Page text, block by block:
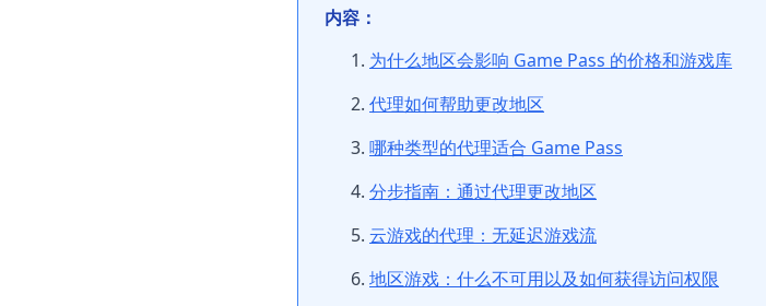
内容：
为什么地区会影响 Game Pass 的价格和游戏库
代理如何帮助更改地区
哪种类型的代理适合 Game Pass
分步指南：通过代理更改地区
云游戏的代理：无延迟游戏流
地区游戏：什么不可用以及如何获得访问权限